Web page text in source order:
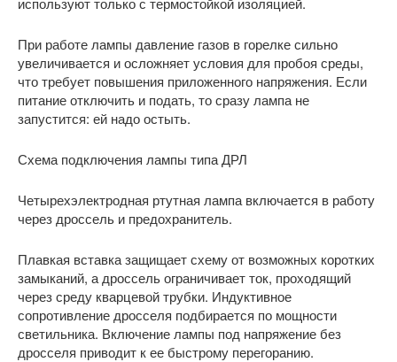
При работе лампы давление газов в горелке сильно
увеличивается и осложняет условия для пробоя среды,
что требует повышения приложенного напряжения. Если
питание отключить и подать, то сразу лампа не
запустится: ей надо остыть.
Схема подключения лампы типа ДРЛ
Четырехэлектродная ртутная лампа включается в работу
через дроссель и предохранитель.
Плавкая вставка защищает схему от возможных коротких
замыканий, а дроссель ограничивает ток, проходящий
через среду кварцевой трубки. Индуктивное
сопротивление дросселя подбирается по мощности
светильника. Включение лампы под напряжение без
дросселя приводит к ее быстрому перегоранию.